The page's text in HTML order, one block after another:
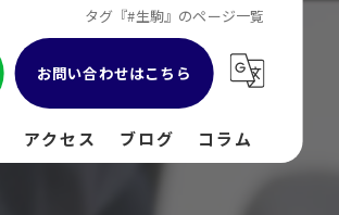
タグ『#生駒』のページ一覧
お問い合わせはこちら
アクセス ブログ コラム